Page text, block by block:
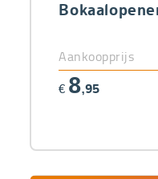
Aankoopprijs
€ 8,95